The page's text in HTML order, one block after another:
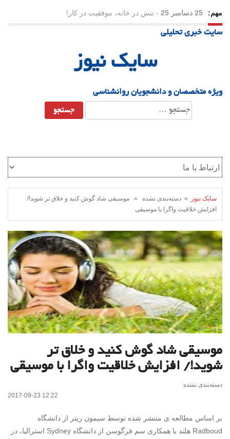
مهم: 25 دسامبر 25 - تنش در خانه، موفقیت در کار!
23 دسامبر 25
-یلدا؛ نماد تاب‌آوری اجتماعی در روزگار دشوار
سایت خبری تحلیلی
سایک نیوز
ویژه متخصصان و دانشجویان روانشناسی
جستجو
برای:
سایک نیوز
» دسته‌بندی نشده » موسیقی شاد گوش کنید و خلاق تر شوید!/
افزایش خلاقیت واگرا با موسیقی
موسیقی شاد گوش کنید و خلاق تر
شوید!/ افزایش خلاقیت واگرا با موسیقی
دسته‌بندی نشده
2017-09-23 12:22
بر اساس مطالعه ی منتشر شده توسط سیمون ریتر از دانشگاه
Radboud هلند با همکاری سم فرگوسن از دانشگاه Sydney استرالیا، در